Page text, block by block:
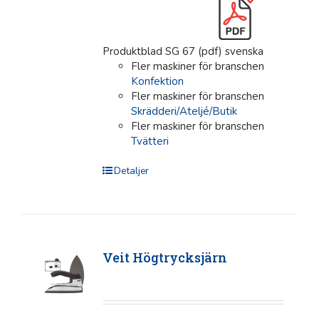
Produktblad SG 67 (pdf) svenska
Fler maskiner för branschen
Konfektion
Fler maskiner för branschen
Skrädderi/Ateljé/Butik
Fler maskiner för branschen
Tvätteri
Detaljer
Veit Högtrycksjärn